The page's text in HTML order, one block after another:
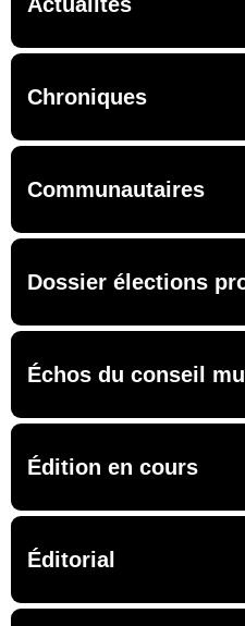
Chroniques
Communautaires
Dossier élections
Échos du conseil
Édition en cours
Éditorial